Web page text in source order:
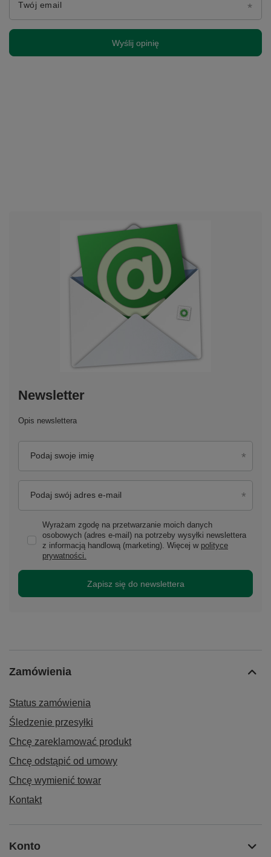
Twój email
Wyślij opinię
Newsletter
Opis newslettera
Podaj swoje imię
Podaj swój adres e-mail
Wyrażam zgodę na przetwarzanie moich danych
osobowych (adres e-mail) na potrzeby wysyłki newslettera
z informacją handlową (marketing). Więcej w polityce
prywatności.
Zapisz się do newslettera
Zamówienia
Status zamówienia
Śledzenie przesyłki
Chcę zareklamować produkt
Chcę odstąpić od umowy
Chcę wymienić towar
Kontakt
Konto